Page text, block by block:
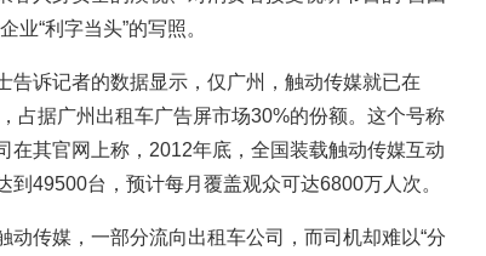
业“利字当头”的写照。
告诉记者的数据显示，仅广州，触动传媒就已在
占据广州出租车广告屏市场30%的份额。这个号称
在其官网上称，2012年底，全国装载触动传媒互动
49500台，预计每月覆盖观众可达6800万人次。
动传媒，一部分流向出租车公司，而司机却难以“分